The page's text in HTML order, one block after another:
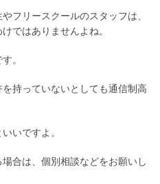
フリースクールのスタッフは、
ではありませんよね。
。
持っていないとしても通信制高
いですよ。
合は、個別相談などをお願いし